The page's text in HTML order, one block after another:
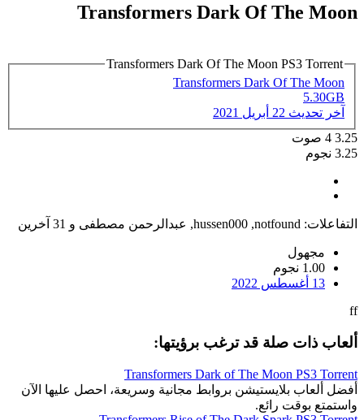
Transformers Dark Of The Moon
Transformers Dark Of The Moon PS3 Torrent
Transformers Dark Of The Moon
5.30GB
آخر تحديث 22 أبريل 2021
3.25
4 صوت
3.25 نجوم
التفاعلات: notfound
,
hussen000
, عبدالرحمن مصطفى و 31 آخرين
مجهول
1.00 نجوم
13 أغسطس 2022
ff
ألعاب ذات صلة قد ترغب برؤيتها:
Transformers Dark of The Moon PS3 Torrent
أفضل ألعاب بلايستيشن بروابط مجانية وسريعة، احصل عليها الآن
واستمتع بوقت رائع.